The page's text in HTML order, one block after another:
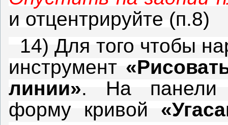
и отцентрируйте (п.8)
14) Для того чтобы
инструмент
линии». На панели
форму кривой